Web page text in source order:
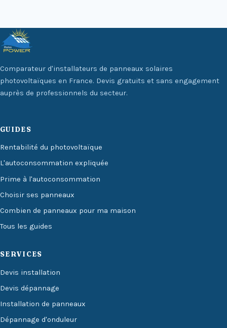
Comparateur d'installateurs de panneaux solaires
photovoltaïques en France. Devis gratuits et sans engagement
auprès de professionnels du secteur.
GUIDES
Rentabilité du photovoltaïque
L'autoconsommation expliquée
Prime à l'autoconsommation
Choisir ses panneaux
Combien de panneaux pour ma maison
Tous les guides
SERVICES
Devis installation
Devis dépannage
Installation de panneaux
Dépannage d'onduleur